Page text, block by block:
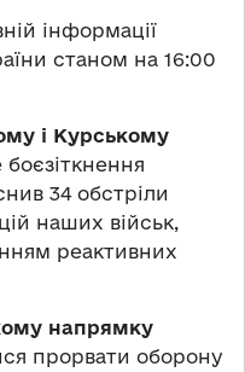
інформації
станом на 16:00
і Курському
боєзіткнення
34 обстріли
наших військ,
реактивних
напрямку
прорвати оборону